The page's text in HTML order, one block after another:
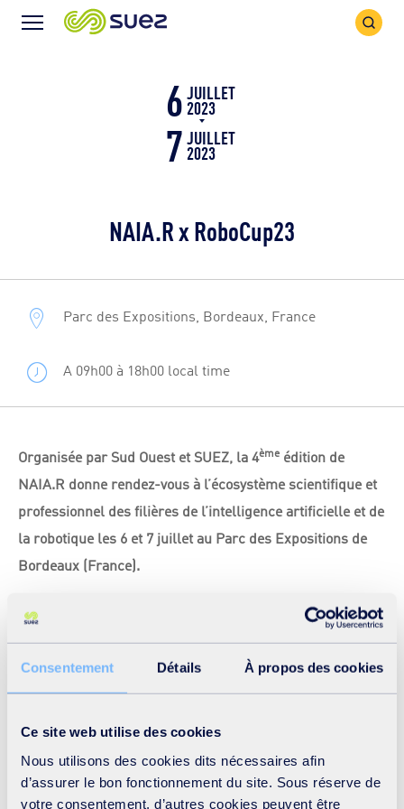
Consentement Détails À propos des cookies
Ce site web utilise des cookies
Nous utilisons des cookies dits nécessaires afin
d’assurer le bon fonctionnement du site. Sous réserve de
votre consentement, d’autres cookies peuvent être
Icône
Icône
6JUILLET
2023
7JUILLET
2023
NAIA.R x RoboCup23
Parc des Expositions, Bordeaux, France
A 09h00 à 18h00 local time
Organisée par Sud Ouest et SUEZ, la 4ème édition de
NAIA.R donne rendez-vous à l’écosystème scientifique et
professionnel des filières de l’intelligence artificielle et de
la robotique les 6 et 7 juillet au Parc des Expositions de
Bordeaux (France).
Cet événement est consacré à la réflexion autour des
enjeux de la société de demain. Intégré cette année au
sein de la RoboCup23, NAIA.R constitue l’aspect
professionnel de l’événement.
SUEZ y présente sessolutions utilisant de l’intelligence
artificielle pour la gestion de l’eauet des déchetscomme